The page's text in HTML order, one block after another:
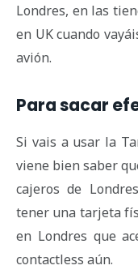
Londres, en las
en UK cuando
avión.
Para sacar
Si vais a usar la
viene bien saber
cajeros de
tener una tarjeta
en Londres que
contactless aún.